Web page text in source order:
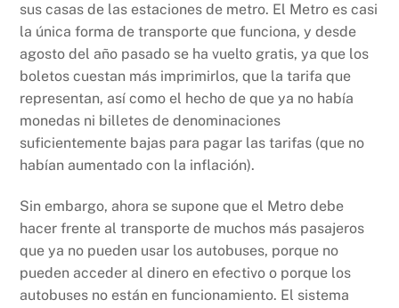
sus casas de las estaciones de metro. El Metro es casi
la única forma de transporte que funciona, y desde
agosto del año pasado se ha vuelto gratis, ya que los
boletos cuestan más imprimirlos, que la tarifa que
representan, así como el hecho de que ya no había
monedas ni billetes de denominaciones
suficientemente bajas para pagar las tarifas (que no
habían aumentado con la inflación).
Sin embargo, ahora se supone que el Metro debe
hacer frente al transporte de muchos más pasajeros
que ya no pueden usar los autobuses, porque no
pueden acceder al dinero en efectivo o porque los
autobuses no están en funcionamiento. El sistema